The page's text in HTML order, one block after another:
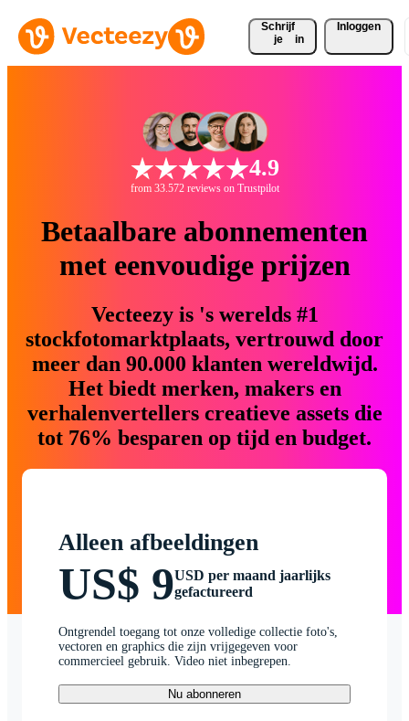
Schrijf
je
in
Inloggen
4.9
from 33.572 reviews on Trustpilot
Betaalbare abonnementen
met eenvoudige prijzen
Vecteezy is 's werelds #1
stockfotomarktplaats, vertrouwd door
meer dan 90.000 klanten wereldwijd.
Het biedt merken, makers en
verhalenvertellers creatieve assets die
tot 76% besparen op tijd en budget.
Alleen afbeeldingen
US$ 9USD per maand jaarlijks
gefactureerd
Ontgrendel toegang tot onze volledige collectie foto's,
vectoren en graphics die zijn vrijgegeven voor
commercieel gebruik. Video niet inbegrepen.
Nu abonneren